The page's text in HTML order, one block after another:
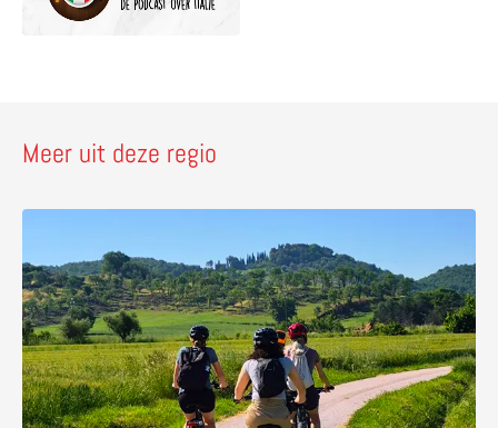
Meer uit deze regio